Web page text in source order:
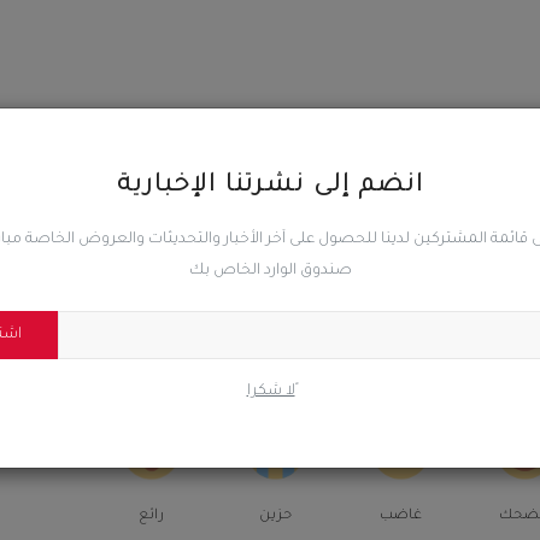
انضم إلى نشرتنا الإخبارية
قائمة المشتركين لدينا للحصول على آخر الأخبار والتحديثات والعروض الخاصة
صندوق الوارد الخاص بك
ًلا شكرا
المقال السابق
بمشاركة 28 طائرة.. عاجل.. القوات الأمريكية تعلن عن
(اشتباكات) حامية الوطيس مع الحوثيين
غاضب حزين رائع